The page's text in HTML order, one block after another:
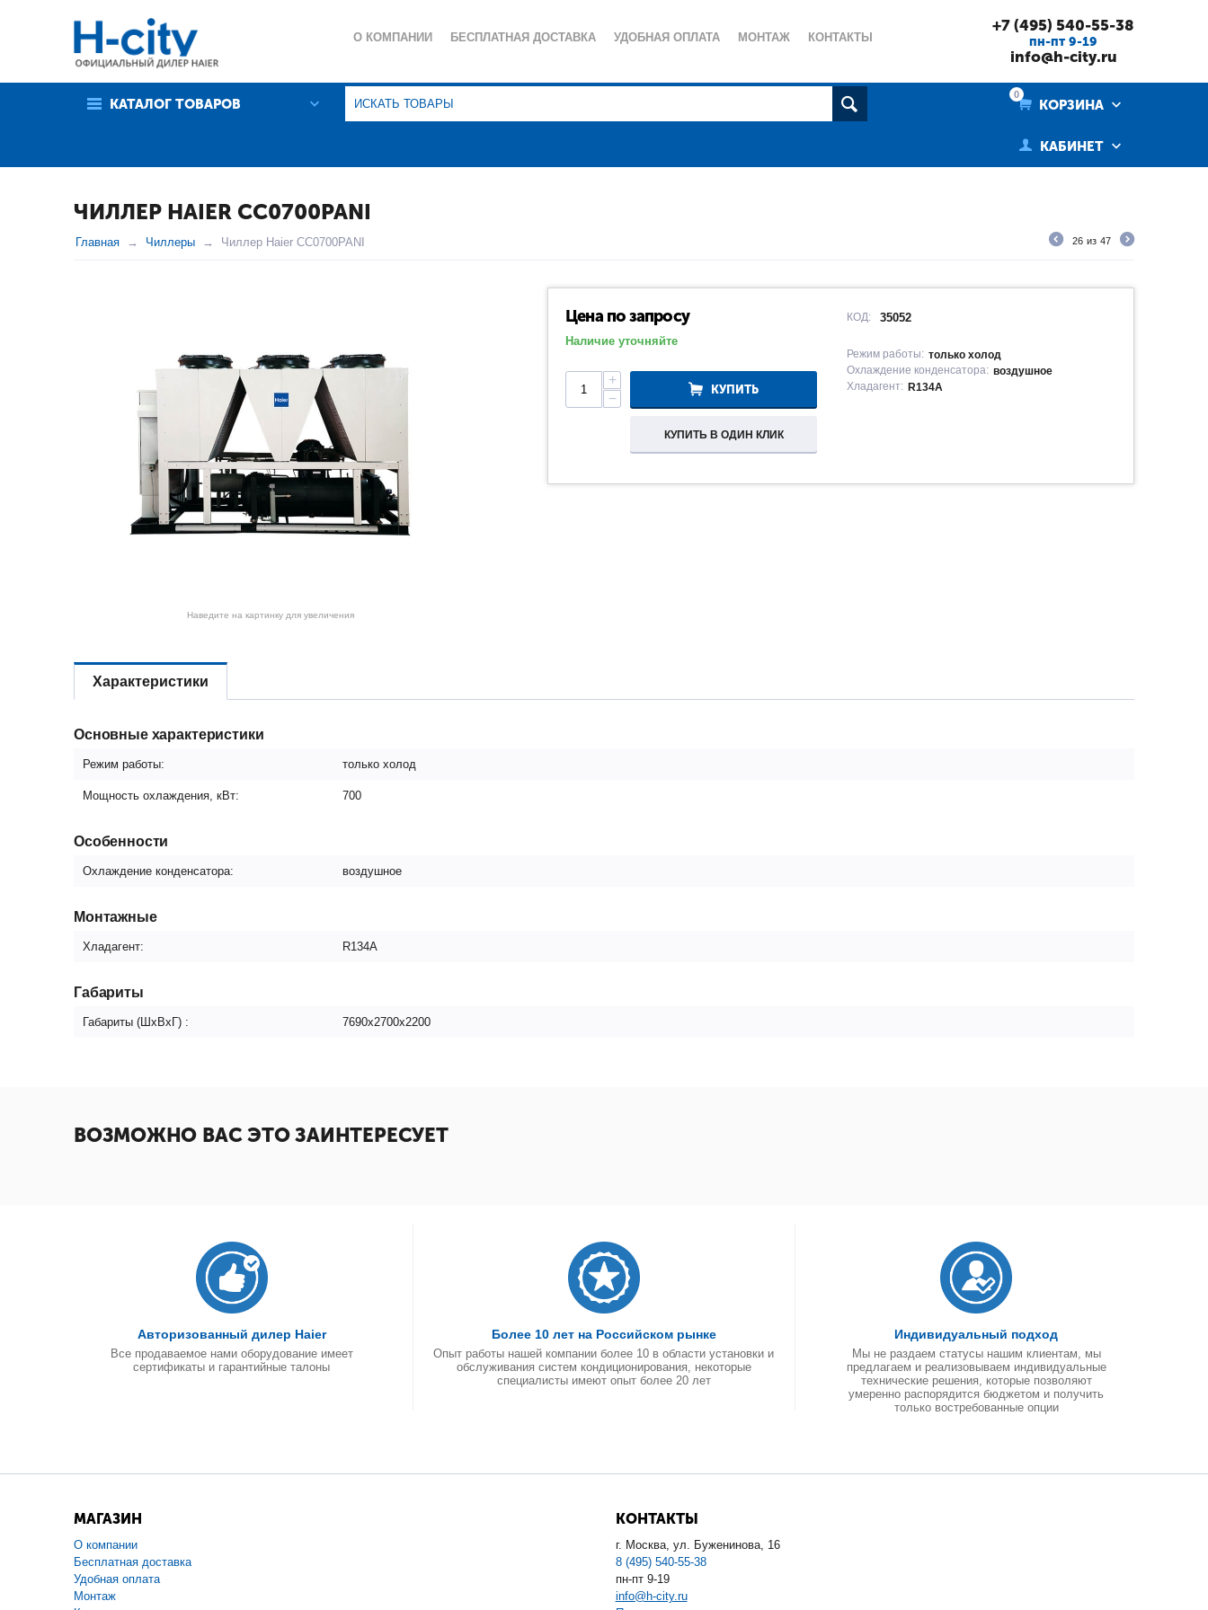
О КОМПАНИИ БЕСПЛАТНАЯ ДОСТАВКА УДОБНАЯ ОПЛАТА МОНТАЖ КОНТАКТЫ
+7 (495) 540-55-38
пн-пт 9-19
info@h-city.ru
КАТАЛОГ ТОВАРОВ
0
КОРЗИНА
КАБИНЕТ
ЧИЛЛЕР HAIER CC0700PANI
Главная Чиллеры Чиллер Haier CC0700PANI 26 из 47
Наведите на картинку для увеличения
Цена по запросу
Наличие уточняйте
+
−
КУПИТЬ
КУПИТЬ В ОДИН КЛИК
КОД: 35052
Режим работы: только холод
Охлаждение конденсатора: воздушное
Хладагент: R134A
Характеристики
Основные характеристики
Режим работы: только холод
Мощность охлаждения, кВт: 700
Особенности
Охлаждение конденсатора: воздушное
Монтажные
Хладагент: R134A
Габариты
Габариты (ШxВxГ) : 7690х2700х2200
ВОЗМОЖНО ВАС ЭТО ЗАИНТЕРЕСУЕТ
Авторизованный дилер Haier
Все продаваемое нами оборудование имеет
сертификаты и гарантийные талоны
Более 10 лет на Российском рынке
Опыт работы нашей компании более 10 в области установки и
обслуживания систем кондиционирования, некоторые
специалисты имеют опыт более 20 лет
Индивидуальный подход
Мы не раздаем статусы нашим клиентам, мы
предлагаем и реализовываем индивидуальные
технические решения, которые позволяют
умеренно распорядится бюджетом и получить
только востребованные опции
МАГАЗИН
О компании
Бесплатная доставка
Удобная оплата
Монтаж
КОНТАКТЫ
г. Москва, ул. Буженинова, 16
8 (495) 540-55-38
пн-пт 9-19
info@h-city.ru